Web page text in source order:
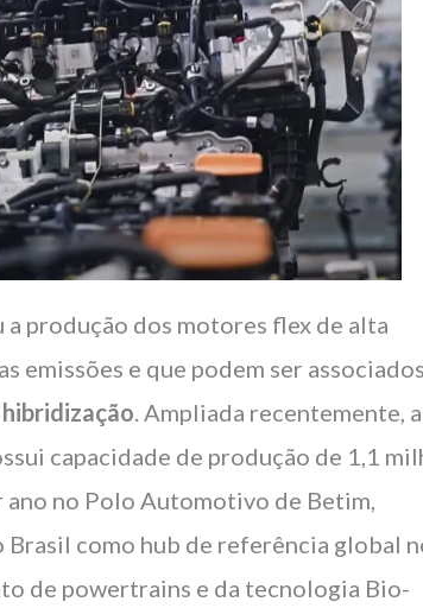
produção dos motores flex de alta
emissões e que podem ser
hibridização. Ampliada recentemente, a
capacidade de produção de 1,1
ano no Polo Automotivo de Betim,
Brasil como hub de referência global
de powertrains e da tecnologia Bio-